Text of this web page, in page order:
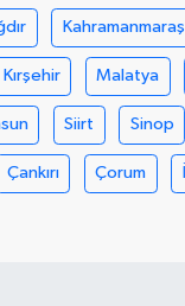
Kahramanmaraş
Kırşehir Malatya
Siirt Sinop
Çankırı Çorum